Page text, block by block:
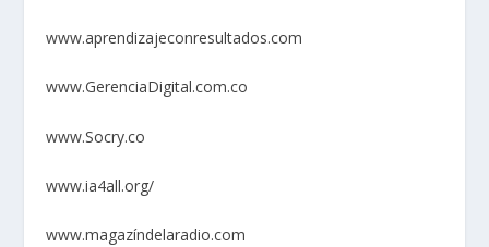
www.aprendizajeconresultados.com
www.GerenciaDigital.com.co
www.Socry.co
www.ia4all.org/
www.magazíndelaradio.com